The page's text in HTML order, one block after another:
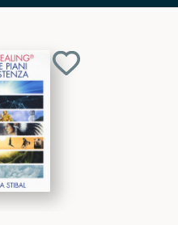
Aggiungi